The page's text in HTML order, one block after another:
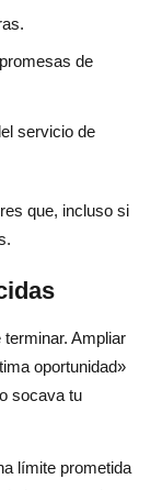
de
servicio de
que, incluso si
Ampliar
oportunidad»
socava tu
límite prometida